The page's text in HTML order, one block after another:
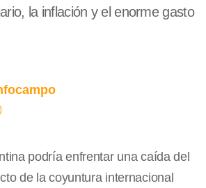
la inflación y el enorme gasto
podría enfrentar una caída del
de la coyuntura internacional